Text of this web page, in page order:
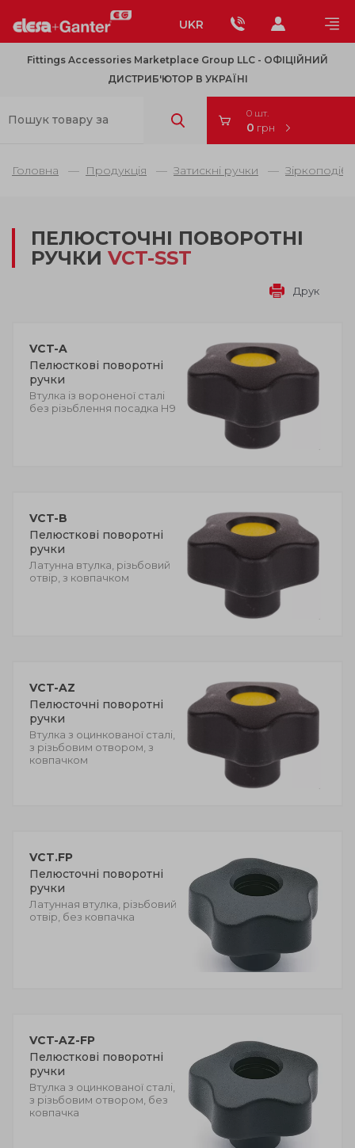
UKR
Fittings Accessories Marketplace Group LLC - OФІЦІЙНИЙ
ДИСТРИБ'ЮТОР В УКРАЇНІ
0 шт.
0 грн
Головна Продукція Затискні ручки
ПЕЛЮСТОЧНІ ПОВОРОТНІ
РУЧКИ VCT-SST
Друк
VCT-A
Пелюсткові поворотні
ручки
Втулка із вороненої сталі
без різьблення посадка Н9
VCT-B
Пелюсткові поворотні
ручки
Латунна втулка, різьбовий
отвір, з ковпачком
VCT-AZ
Пелюсточні поворотні
ручки
Втулка з оцинкованої сталі,
з різьбовим отвором, з
ковпачком
VCT.FP
Пелюсточні поворотні
ручки
Латунная втулка, різьбовий
отвір, без ковпачка
VCT-AZ-FP
Пелюсткові поворотні
ручки
Втулка з оцинкованої сталі,
з різьбовим отвором, без
ковпачка